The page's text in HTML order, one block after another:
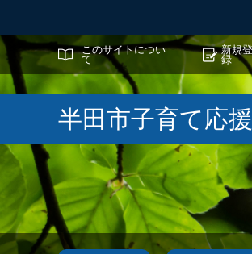
このサイトについ
て
新規
録
サイト内検索
半田市子育て応